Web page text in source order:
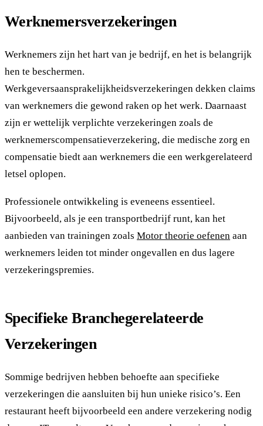
Werknemersverzekeringen
Werknemers zijn het hart van je bedrijf, en het is belangrijk
hen te beschermen.
Werkgeversaansprakelijkheidsverzekeringen dekken claims
van werknemers die gewond raken op het werk. Daarnaast
zijn er wettelijk verplichte verzekeringen zoals de
werknemerscompensatieverzekering, die medische zorg en
compensatie biedt aan werknemers die een werkgerelateerd
letsel oplopen.
Professionele ontwikkeling is eveneens essentieel.
Bijvoorbeeld, als je een transportbedrijf runt, kan het
aanbieden van trainingen zoals Motor theorie oefenen aan
werknemers leiden tot minder ongevallen en dus lagere
verzekeringspremies.
Specifieke Branchegerelateerde
Verzekeringen
Sommige bedrijven hebben behoefte aan specifieke
verzekeringen die aansluiten bij hun unieke risico’s. Een
restaurant heeft bijvoorbeeld een andere verzekering nodig